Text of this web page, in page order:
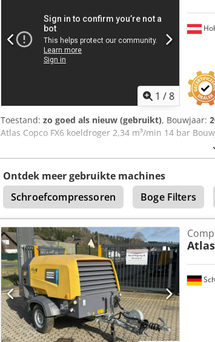
1 /8
Toestand: zo goed als nieuw (gebruikt), Bouwjaar:
Atlas Copco FX6 koeldroger 2,34 m³/min 14 bar
Ontdek meer gebruikte machines
Schroefcompressoren
Boge Filters